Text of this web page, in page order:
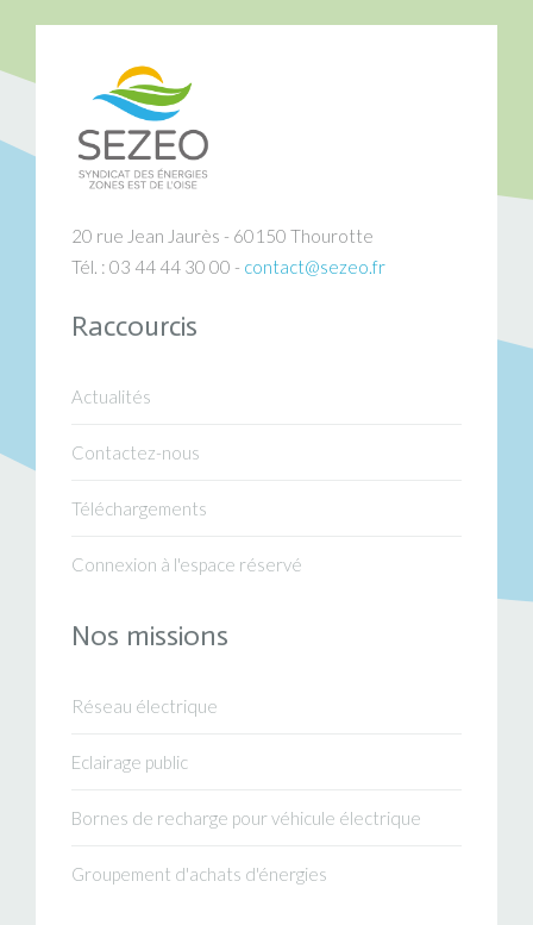
20 rue Jean Jaurès - 60150 Thourotte
Tél. : 03 44 44 30 00 - contact@sezeo.fr
Raccourcis
Actualités
Contactez-nous
Téléchargements
Connexion à l'espace réservé
Nos missions
Réseau électrique
Eclairage public
Bornes de recharge pour véhicule électrique
Groupement d'achats d'énergies